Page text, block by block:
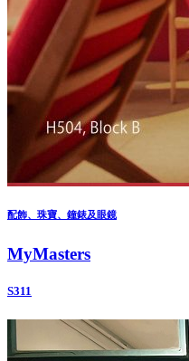
配飾、珠寶、鐘錶及眼鏡
MyMasters
S311